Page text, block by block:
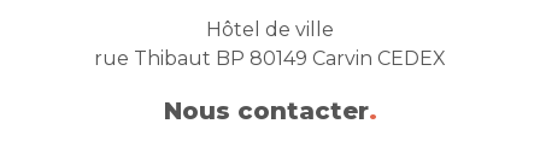
Hôtel de ville
rue Thibaut BP 80149 Carvin CEDEX
Nous contacter.